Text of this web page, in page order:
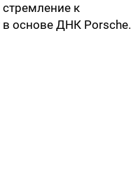
стремление к
основе ДНК Porsche.